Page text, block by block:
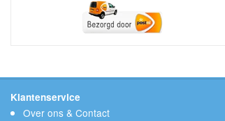
Klantenservice
Over ons & Contact